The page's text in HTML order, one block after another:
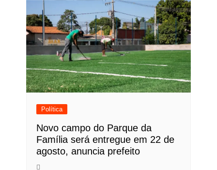
Política
Novo campo do Parque da
Família será entregue em 22 de
agosto, anuncia prefeito